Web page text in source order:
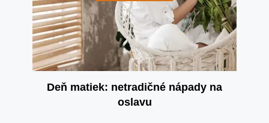
Deň matiek: netradičné nápady na
oslavu